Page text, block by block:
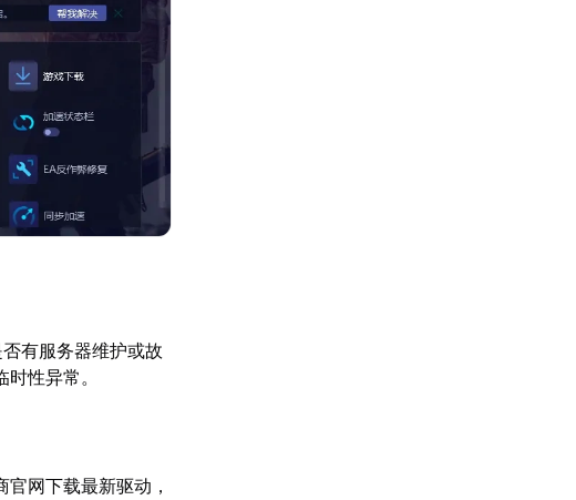
有服务器维护或故
性异常。
网下载最新驱动，